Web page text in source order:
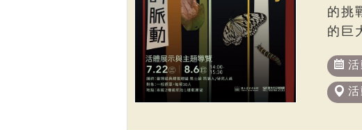
的挑
的巨